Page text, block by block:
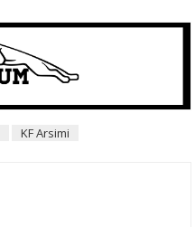
KF Arsimi